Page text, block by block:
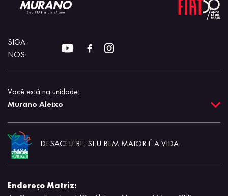
SIGA-
NOS:
Você está na unidade:
Murano Aleixo
DESACELERE. SEU BEM MAIOR É A VIDA.
Endereço Matriz: